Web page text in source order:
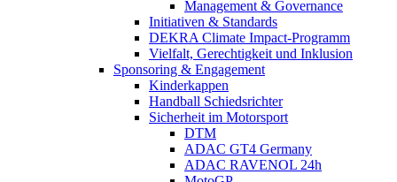
Management & Governance
Initiativen & Standards
DEKRA Climate Impact-Programm
Vielfalt, Gerechtigkeit und Inklusion​
Sponsoring & Engagement
Kinderkappen
Handball Schiedsrichter
Sicherheit im Motorsport
DTM
ADAC GT4 Germany
ADAC RAVENOL 24h